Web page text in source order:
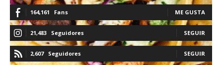
164,161 Fans ME GUSTA
21,483 Seguidores SEGUIR
2,607 Seguidores SEGUIR